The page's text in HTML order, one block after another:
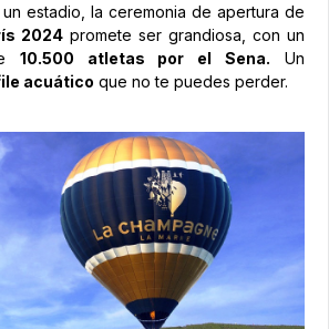
estadio, la ceremonia de apertura de
2024 promete ser grandiosa, con un
10.500 atletas por el Sena. Un
acuático que no te puedes perder.